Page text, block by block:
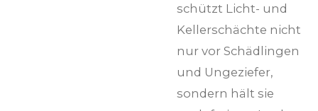
schützt Licht- und
Kellerschächte nicht
nur vor Schädlingen
und Ungeziefer,
sondern hält sie